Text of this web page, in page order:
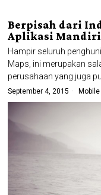
Berpisah dari
Aplikasi Mandiri
Hampir seluruh
Maps, ini merupakan
perusahaan yang juga
September 4, 2015 Mobile